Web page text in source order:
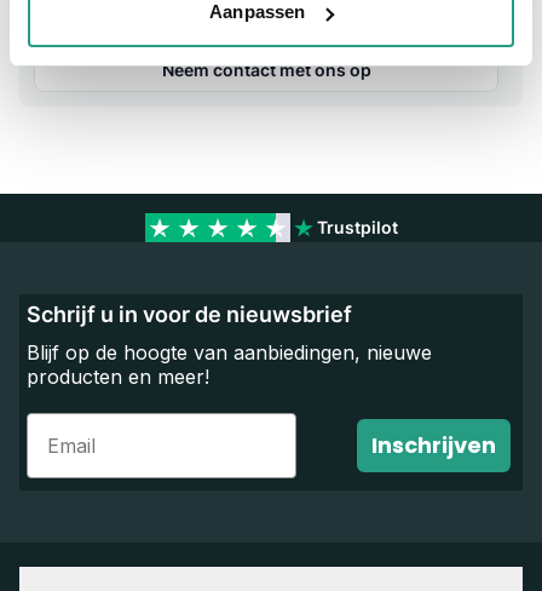
Aanpassen
We zijn beschikbaar van ma t/m vr van 08:00 tot 17:00 uur.
Neem contact met ons op
Trustpilot
Schrijf u in voor de nieuwsbrief
Blijf op de hoogte van aanbiedingen, nieuwe
producten en meer!
Email
Inschrijven